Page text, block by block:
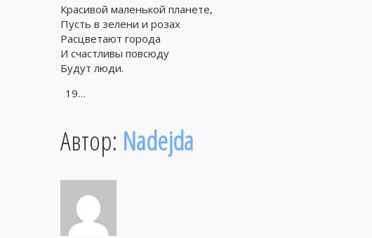
Красивой маленькой планете,
Пусть в зелени и розах
Расцветают города
И счастливы повсюду
Будут люди.
19…
Автор: Nadejda